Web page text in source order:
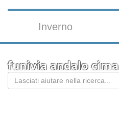
Inverno
funivia andalo